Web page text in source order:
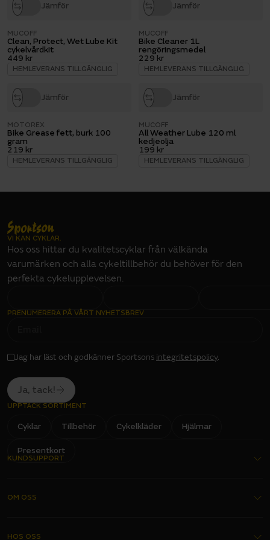
Jämför
MUCOFF
Clean, Protect, Wet Lube Kit
cykelvårdkit
449 kr
HEMLEVERANS TILLGÄNGLIG
Jämför
MUCOFF
Bike Cleaner 1L
rengöringsmedel
229 kr
HEMLEVERANS TILLGÄNGLIG
Jämför
MOTOREX
Bike Grease fett, burk 100
gram
219 kr
HEMLEVERANS TILLGÄNGLIG
Jämför
MUCOFF
All Weather Lube 120 ml
kedjeolja
199 kr
HEMLEVERANS TILLGÄNGLIG
VI KAN CYKLAR.
Hos oss hittar du kvalitetscyklar från välkända
varumärken och alla cykeltillbehör du behöver för den
perfekta cykelupplevelsen.
PRENUMERERA PÅ VÅRT NYHETSBREV
I
N
T
Jag har läst och godkänner Sportsons integritetspolicy.
Ja, tack!
UPPTÄCK SORTIMENT
Cyklar Tillbehör Cykelkläder Hjälmar
Presentkort
KUNDSUPPORT
OM OSS
HOS OSS